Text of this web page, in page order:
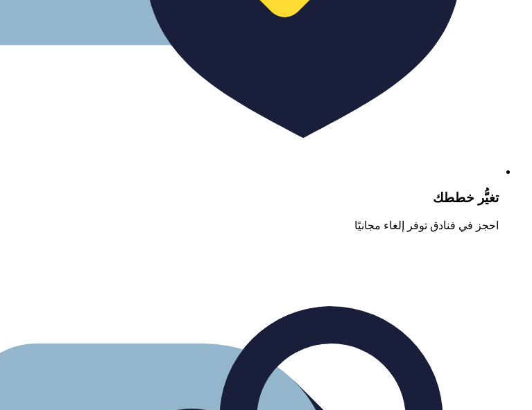
تغيُّر خططك
احجز في فنادق توفر إلغاء مجانيًا